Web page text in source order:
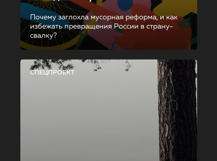
Почему заглохла мусорная реформа, и как
избежать превращения России в страну-
свалку?
СПЕЦПРОЕКТ